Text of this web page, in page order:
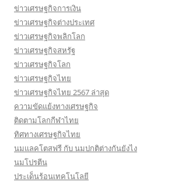
ข่าวเศรษฐกิจการเงิน
ข่าวเศรษฐกิจต่างประเทศ
ข่าวเศรษฐกิจพลิกโลก
ข่าวเศรษฐกิจสหรัฐ
ข่าวเศรษฐกิจโลก
ข่าวเศรษฐกิจไทย
ข่าวเศรษฐกิจไทย 2567 ล่าสุด
ความขัดแย้งทางเศรษฐกิจ
ติดตามโลกกีฬาไทย
ทิศทางเศรษฐกิจไทย
นมแลคโตสฟรี กับ นมปกติต่างกันยังไง
นมโปรตีน
ประเด็นร้อนเทคโนโลยี